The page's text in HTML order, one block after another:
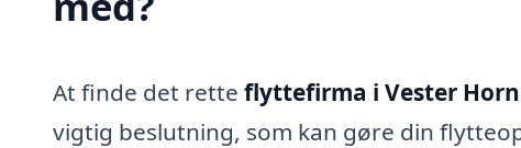
At finde det rette flyttefirma i Vester
vigtig beslutning, som kan gøre din